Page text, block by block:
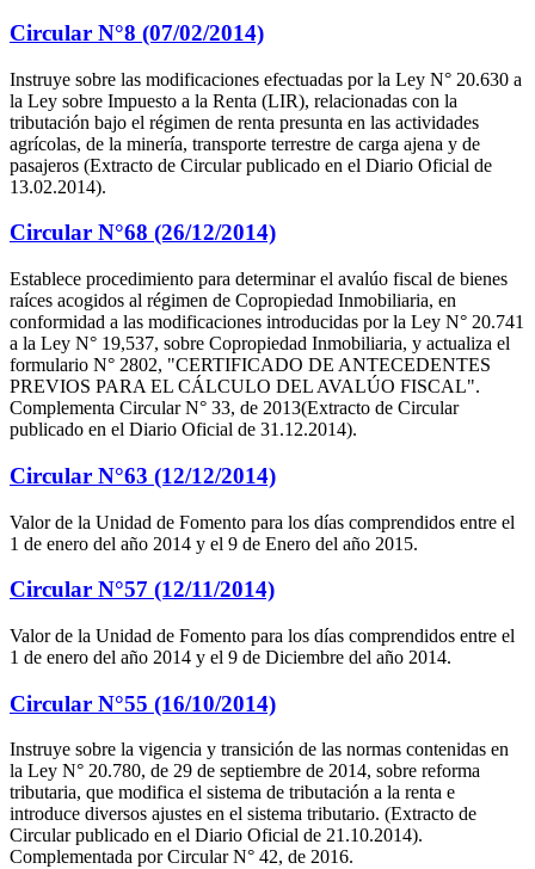
Circular N°8 (07/02/2014)
Instruye sobre las modificaciones efectuadas por la Ley N° 20.630 a
la Ley sobre Impuesto a la Renta (LIR), relacionadas con la
tributación bajo el régimen de renta presunta en las actividades
agrícolas, de la minería, transporte terrestre de carga ajena y de
pasajeros (Extracto de Circular publicado en el Diario Oficial de
13.02.2014).
Circular N°68 (26/12/2014)
Establece procedimiento para determinar el avalúo fiscal de bienes
raíces acogidos al régimen de Copropiedad Inmobiliaria, en
conformidad a las modificaciones introducidas por la Ley N° 20.741
a la Ley N° 19,537, sobre Copropiedad Inmobiliaria, y actualiza el
formulario N° 2802, "CERTIFICADO DE ANTECEDENTES
PREVIOS PARA EL CÁLCULO DEL AVALÚO FISCAL".
Complementa Circular N° 33, de 2013(Extracto de Circular
publicado en el Diario Oficial de 31.12.2014).
Circular N°63 (12/12/2014)
Valor de la Unidad de Fomento para los días comprendidos entre el
1 de enero del año 2014 y el 9 de Enero del año 2015.
Circular N°57 (12/11/2014)
Valor de la Unidad de Fomento para los días comprendidos entre el
1 de enero del año 2014 y el 9 de Diciembre del año 2014.
Circular N°55 (16/10/2014)
Instruye sobre la vigencia y transición de las normas contenidas en
la Ley N° 20.780, de 29 de septiembre de 2014, sobre reforma
tributaria, que modifica el sistema de tributación a la renta e
introduce diversos ajustes en el sistema tributario. (Extracto de
Circular publicado en el Diario Oficial de 21.10.2014).
Complementada por Circular N° 42, de 2016.